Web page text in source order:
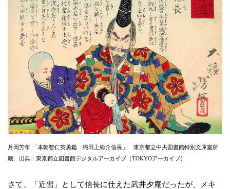
月岡芳年 「本朝智仁英勇鑑 織田上総介信長」 東京都立中央図書館特別文庫室所
蔵 出典：東京都立図書館デジタルアーカイブ（TOKYOアーカイブ）
さて、「近習」として信長に仕えた武井夕庵だったが、メキ